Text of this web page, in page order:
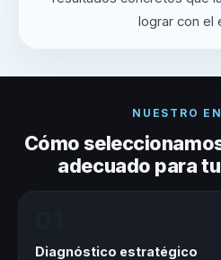
lograr con el
NUESTRO
Cómo
adecuado para
Diagnóstico estratégico